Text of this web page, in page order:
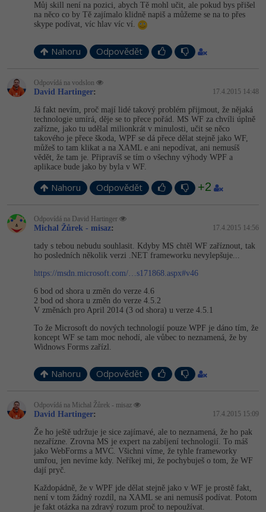
Můj skill není na pozici, abych Tě mohl učit, ale pokud bys přišel
na něco co by Tě zajímalo klidně napiš a můžeme se na to přes
skype podívat, víc hlav víc ví.
Nahoru Odpovědět
Odpovídá na vodslon
David Hartinger: 17.4.2015 14:48
Já fakt nevím, proč mají lidé takový problém přijmout, že nějaká
technologie umírá, děje se to přece pořád. MS WF za chvíli úplně
zařízne, jako tu udělal milionkrát v minulosti, učit se něco
takového je přece škoda, WPF se dá přece dělat stejně jako WF,
můžeš to tam klikat a na XAML e ani nepodívat, ani nemusíš
vědět, že tam je. Připravíš se tím o všechny výhody WPF a
aplikace bude jako by byla v WF.
Nahoru Odpovědět +2
Odpovídá na David Hartinger
Michal Žůrek - misaz: 17.4.2015 14:56
tady s tebou nebudu souhlasit. Kdyby MS chtěl WF zaříznout, tak
ho posledních několik verzi .NET frameworku nevylepšuje...
https://msdn.microsoft.com/…s171868.aspx#v46
6 bod od shora u změn do verze 4.6
2 bod od shora u změn do verze 4.5.2
V změnách pro April 2014 (3 od shora) u verze 4.5.1
To že Microsoft do nových technologií pouze WPF je dáno tím, že
koncept WF se tam moc nehodí, ale vůbec to neznamená, že by
Widnows Forms zařízl.
Nahoru Odpovědět
Odpovídá na Michal Žůrek - misaz
David Hartinger: 17.4.2015 15:09
Že ho ještě udržuje je sice zajímavé, ale to neznamená, že ho pak
nezařízne. Zrovna MS je expert na zabíjení technologií. To máš
jako WebForms a MVC. Všichni víme, že tyhle frameworky
umřou, jen nevíme kdy. Neříkej mi, že pochybuješ o tom, že WF
dají pryč.
Každopádně, že v WPF jde dělat stejně jako v WF je prostě fakt,
není v tom žádný rozdíl, na XAML se ani nemusíš podívat. Potom
je fakt otázka na zdravý rozum proč to nepoužívat.